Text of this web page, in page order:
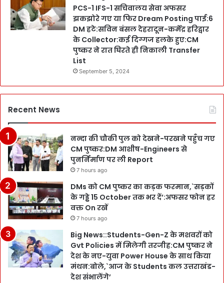
PCS-1 IFS-1 सचिवालय सेवा अफसर
झकझोरे गए या फिर Dream Posting पाई:6
DM हटे:सविन बंसल देहरादून-कर्मेंद्र हरिद्वार
के Collector:कई दिग्गज हलके हुए:CM
पुष्कर ने रात घिरते ही निकाली Transfer
List
September 5, 2024
Recent News
नन्दा की चौकी पुल को देखने-परखने पहुँच गए
CM पुष्कर:DM आशीष-Engineers से
पुनर्निर्माण पर ली Report
7 hours ago
DMs को CM पुष्कर का कड़क फरमान,`सड़कों
के गड्ढे 15 October तक भर दें’:अफसर फोन हर
वक्त On रखें
7 hours ago
Big News::Students-Gen-Z के मशवरों को
Gvt Policies में मिलेगी तरजीह:CM पुष्कर ने
देश के नए-युवा Power House के साथ किया
मंथन:बोले,`आज के Students कल उत्तराखंड-
देश संभालेंगे’